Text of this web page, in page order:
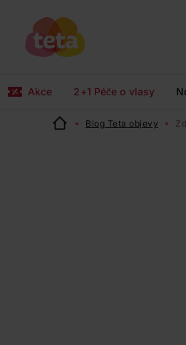
Akce 2+1 Péče o vlasy
Blog Teta objevy